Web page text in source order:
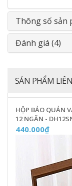
Thông số sản
Đánh giá (4)
SẢN PHẨM
HỘP BẢO QUẢN
12 NGĂN -
440.000₫